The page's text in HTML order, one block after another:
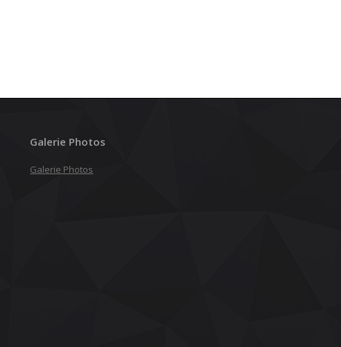
Galerie Photos
Galerie Photos